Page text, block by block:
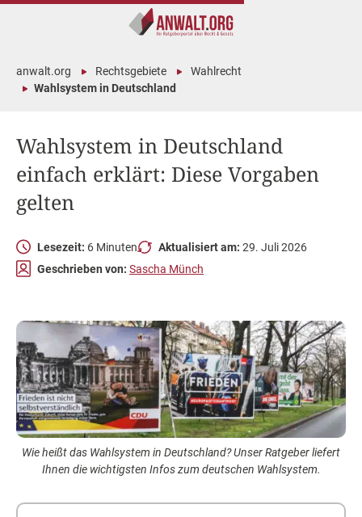
Wahlsystem in Deutschland
einfach erklärt: Diese Vorgaben
gelten
anwalt.org Rechtsgebiete
Wahlrecht
Wahlsystem in Deutschland
Lesezeit: 6 Minuten Aktualisiert am: 29. Juli 2026
Geschrieben von: Sascha Münch
Wie heißt das Wahlsystem in Deutschland? Unser Ratgeber liefert
Ihnen die wichtigsten Infos zum deutschen Wahlsystem.